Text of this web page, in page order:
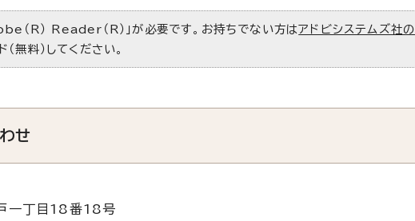
（R） Reader（R）」が必要です。お持ちでない方はアドビシステムズ社の
無料）してください。
せ
丁目18番18号